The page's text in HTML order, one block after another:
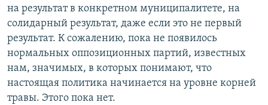
на результат в конкретном муниципалитете, на
солидарный результат, даже если это не первый
результат. К сожалению, пока не появилось
нормальных оппозиционных партий, известных
нам, значимых, в которых понимают, что
настоящая политика начинается на уровне корней
травы. Этого пока нет.